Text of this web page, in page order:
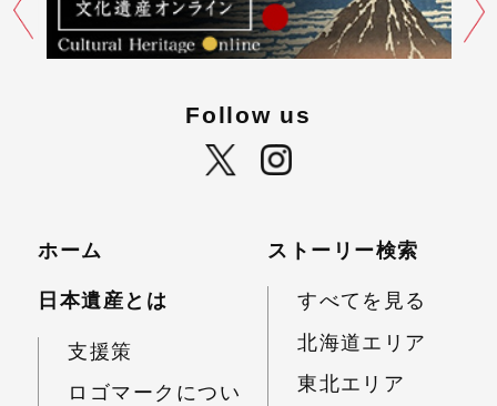
Follow us
ホーム
日本遺産とは
支援策
ロゴマークについ
ストーリー検索
すべてを見る
北海道エリア
東北エリア